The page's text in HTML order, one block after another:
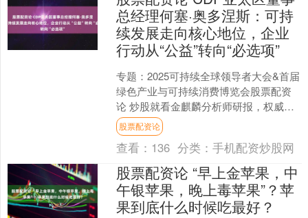
总经理何塞·奥多涅斯：可持
续发展走向核心地位，企业
行动从“公益”转向“必选项”
专题：2025可持续全球领导者大会&首届
绿色产业与可持续消费博览会股票配资
论 炒股就看金麒麟分析师研报，权威，
专业，及时，全面，助您挖掘潜力主题
机会！ 2025....
股票配资论
查看： 136 分类：手机配资炒股网
股票配资论 “早上金苹果，中
午银苹果，晚上毒苹果”？苹
果到底什么时候吃最好？